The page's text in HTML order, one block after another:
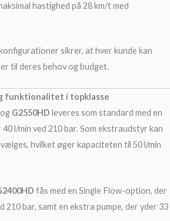
hastighed på 28 km/t med
sikrer, at hver kunde kan
til deres behov og budget.
funktionalitet i topklasse
og G2550HD leveres som standard med en
l/min ved 210 bar. Som ekstraudstyr kan
hvilket øger kapaciteten til 50 l/min
fås med en Single Flow-option, der
210 bar, samt en ekstra pumpe, der yder 33